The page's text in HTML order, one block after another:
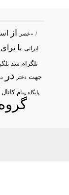
«عصر از
ایرانی با برای
تلگرام شد
جهت دختر در
پایگاه پیام کانال